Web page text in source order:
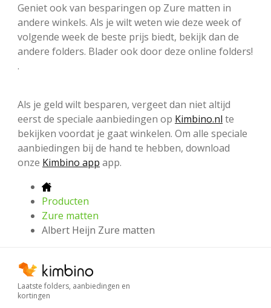
Geniet ook van besparingen op Zure matten in
andere winkels. Als je wilt weten wie deze week of
volgende week de beste prijs biedt, bekijk dan de
andere folders. Blader ook door deze online folders!
.
Als je geld wilt besparen, vergeet dan niet altijd
eerst de speciale aanbiedingen op Kimbino.nl te
bekijken voordat je gaat winkelen. Om alle speciale
aanbiedingen bij de hand te hebben, download
onze Kimbino app app.
Producten
Zure matten
Albert Heijn Zure matten
Laatste folders, aanbiedingen en
kortingen